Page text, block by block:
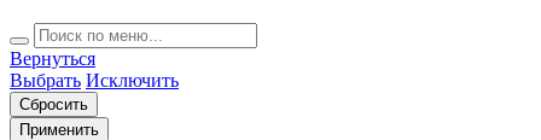
Вернуться
Выбрать Исключить
Применить